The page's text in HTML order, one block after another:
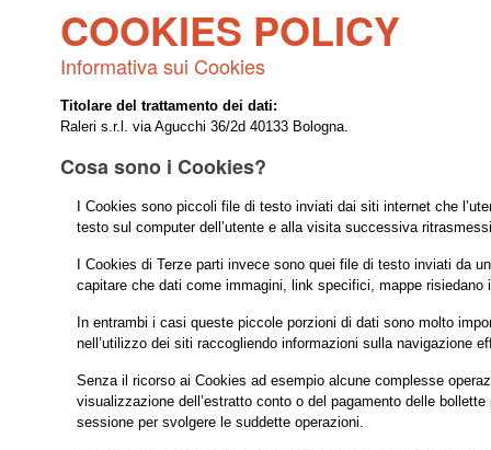
COOKIES POLICY
Informativa sui Cookies
Titolare del trattamento dei dati:
Raleri s.r.l. via Agucchi 36/2d 40133 Bologna.
Cosa sono i Cookies?
I Cookies sono piccoli file di testo inviati dai siti internet che
testo sul computer dell’utente e alla visita successiva
I Cookies di Terze parti invece sono quei file di testo inviati da
capitare che dati come immagini, link specifici, mappe
In entrambi i casi queste piccole porzioni di dati sono molto
nell’utilizzo dei siti raccogliendo informazioni sulla navigazione
Senza il ricorso ai Cookies ad esempio alcune complesse
visualizzazione dell’estratto conto o del pagamento delle
sessione per svolgere le suddette operazioni.